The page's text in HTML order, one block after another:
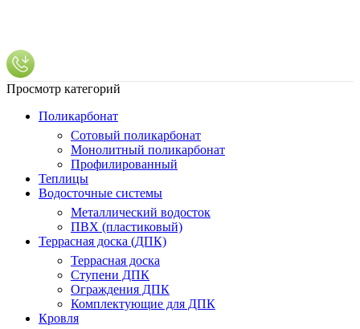
Просмотр категорий
Поликарбонат
Сотовый поликарбонат
Монолитный поликарбонат
Профилированный
Теплицы
Водосточные системы
Металлический водосток
ПВХ (пластиковый)
Террасная доска (ДПК)
Террасная доска
Ступени ДПК
Ограждения ДПК
Комплектующие для ДПК
Кровля